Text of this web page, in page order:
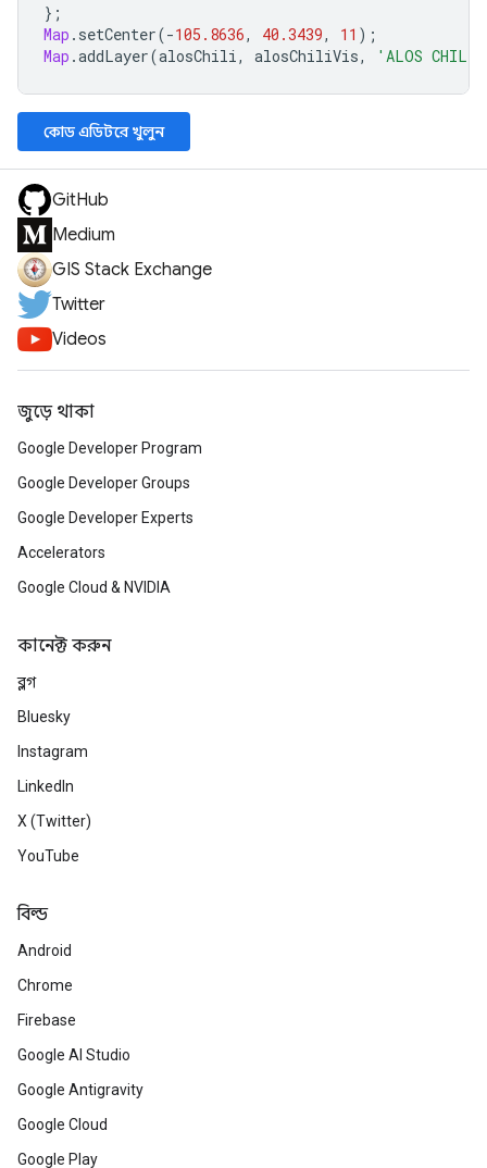
};
Map . setCenter(-105.8636, 40.3439, 11 );
Map .addLayer(alosChili, alosChiliVis, 'ALOS CHILI'
কোড এডিটরে খুলুন
GitHub
Medium
GIS Stack Exchange
Twitter
Videos
জুড়ে থাকা
Google Developer Program
Google Developer Groups
Google Developer Experts
Accelerators
Google Cloud & NVIDIA
কানেক্ট করুন
ব্লগ
Bluesky
Instagram
LinkedIn
X (Twitter)
YouTube
বিল্ড
Android
Chrome
Firebase
Google AI Studio
Google Antigravity
Google Cloud
Google Play